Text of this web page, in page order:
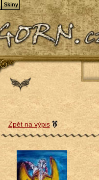
Zpět na výpis
Skiny